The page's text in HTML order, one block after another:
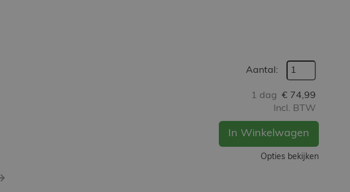
Next
Aantal:
1 dag € 74,99
Incl. BTW
In Winkelwagen
Opties bekijken